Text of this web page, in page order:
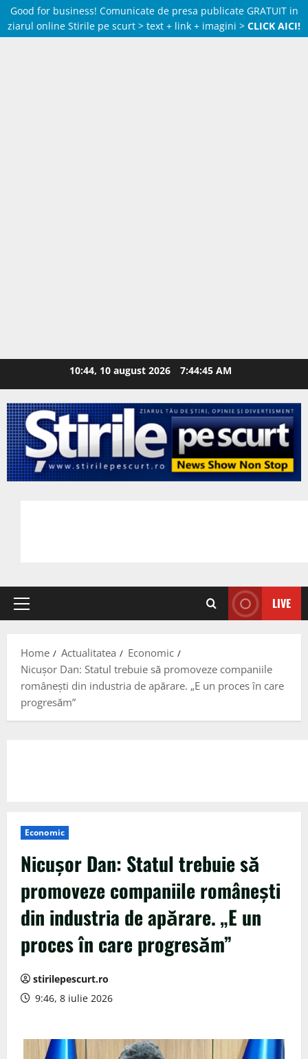
Good for business! Comunicate de presa publicate GRATUIT in
ziarul online Stirile pe scurt > text + link + imagini > CLICK AICI!
10:44, 10 august 2026 7:44:46 AM
Primary
LIVE
Home Actualitatea
Economic
Nicușor Dan: Statul trebuie să promoveze companiile
românești din industria de apărare. „E un proces în care
progresăm”
Economic
Nicușor Dan: Statul trebuie să
promoveze companiile românești
din industria de apărare. „E un
proces în care progresăm”
stirilepescurt.ro
9:46, 8 iulie 2026